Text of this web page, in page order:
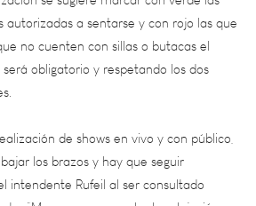
no cuenten con sillas o butacas el
obligatorio y respetando los dos
de shows en vivo y con público,
los brazos y hay que seguir
Rufeil al ser consultado
“Me preocupa mucho la relajación